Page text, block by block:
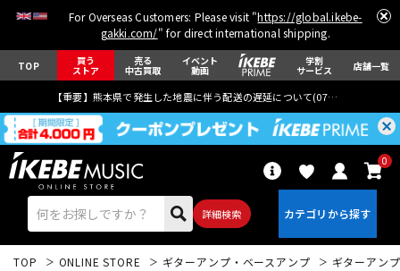
For Overseas Customers: Please visit "https://global.ikebe-
gakki.com/" for direct international shipping.
TOP 買う
ストア
売る
中古買取
イベント
動画
学割
サービス 店舗一覧
【重要】熊本県で発生した地震に伴う配送の遅延について(07月29日
詳細検索
0
TOP ONLINE STORE ギターアンプ・ベースアンプ ギターアンプ